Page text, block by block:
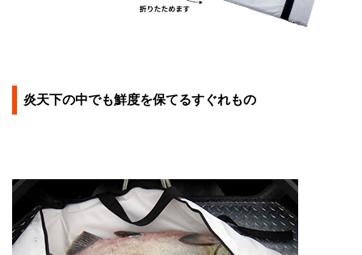
炎天下の中でも鮮度を保てるすぐれもの